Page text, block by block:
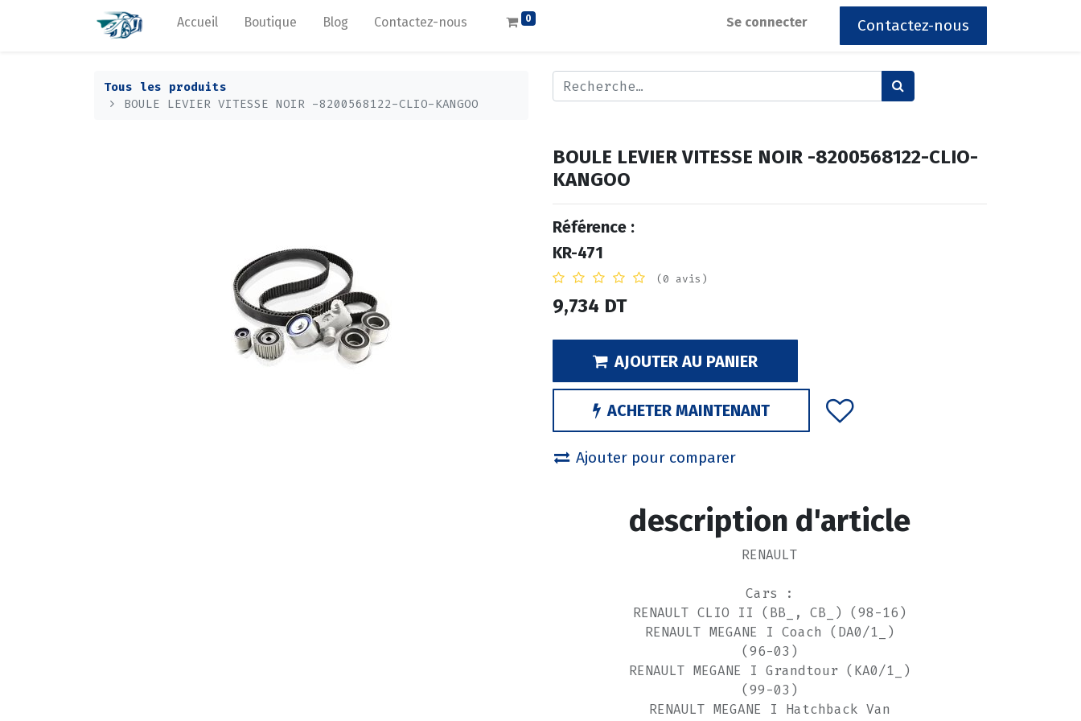
Accueil Boutique Blog Contactez-nous 0 Se connecter Contactez-nous
Tous les produits
BOULE LEVIER VITESSE NOIR -8200568122-CLIO-KANGOO
BOULE LEVIER VITESSE NOIR -8200568122-CLIO-
KANGOO
Référence :
KR-471
(0 avis)
9,734 DT
AJOUTER AU PANIER
ACHETER MAINTENANT
Ajouter pour comparer
description d'article
RENAULT
Cars :
RENAULT CLIO II (BB_, CB_) (98-16)
RENAULT MEGANE I Coach (DA0/1_)
(96-03)
RENAULT MEGANE I Grandtour (KA0/1_)
(99-03)
RENAULT MEGANE I Hatchback Van